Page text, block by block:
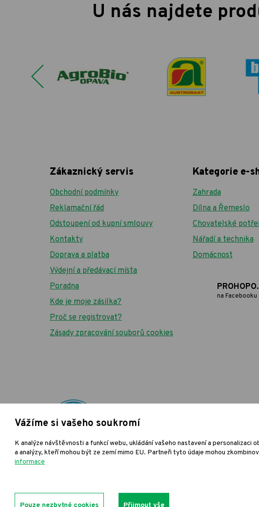
U nás najdete
Zákaznický servis
Obchodní podmínky
Reklamační řád
Odstoupení od kupní smlouvy
Kontakty
Doprava a platba
Výdejní a předávací místa
Poradna
Kde je moje zásilka?
Proč se registrovat?
Zásady zpracování souborů cookies
Kategorie e-
Zahrada
Dílna a Řemeslo
Chovatelské
Nářadí a technika
Domácnost
na Facebooku
Vážíme si vašeho soukromí
K analýze návštěvnosti a funkcí webu, ukládání vašeho nastavení a
a analýzy, kteří mohou být ze zemí mimo EU. Partneři tyto údaje mohou
informace
Pouze nezbytné cookies Přijmout vše